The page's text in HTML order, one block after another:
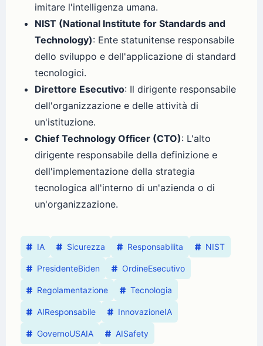
imitare l'intelligenza umana.
NIST (National Institute for Standards and
Technology): Ente statunitense responsabile
dello sviluppo e dell'applicazione di standard
tecnologici.
Direttore Esecutivo: Il dirigente responsabile
dell'organizzazione e delle attività di
un'istituzione.
Chief Technology Officer (CTO): L'alto
dirigente responsabile della definizione e
dell'implementazione della strategia
tecnologica all'interno di un'azienda o di
un'organizzazione.
IA Sicurezza Responsabilita NIST
PresidenteBiden OrdineEsecutivo
Regolamentazione Tecnologia
AIResponsabile InnovazioneIA
GovernoUSAIA AISafety